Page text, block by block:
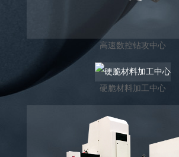
高速数控钻攻中心
硬脆材料加工中心